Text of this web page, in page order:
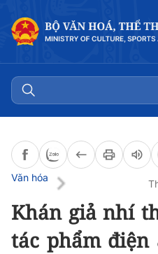
Văn hóa
Khán giả nhí
tác phẩm điện
Đọc bài